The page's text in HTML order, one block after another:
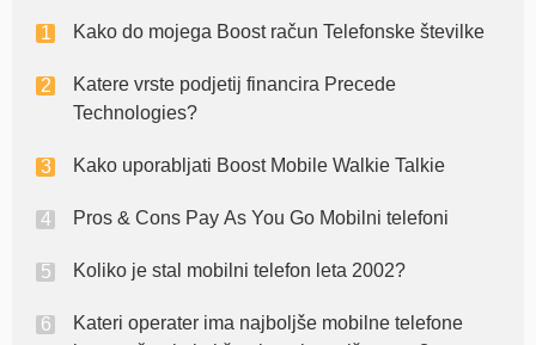
Kako do mojega Boost račun Telefonske številke
Katere vrste podjetij financira Precede
Technologies?
Kako uporabljati Boost Mobile Walkie Talkie
Pros & Cons Pay As You Go Mobilni telefoni
Koliko je stal mobilni telefon leta 2002?
Kateri operater ima najboljše mobilne telefone